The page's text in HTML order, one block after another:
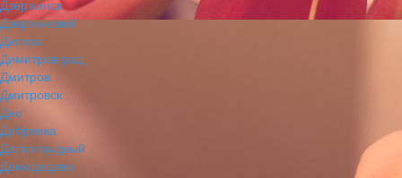
Дзержинск
Дзержинский
Дигора
Димитровград
Дмитров
Дмитровск
Дно
Добрянка
Долгопрудный
Домодедово